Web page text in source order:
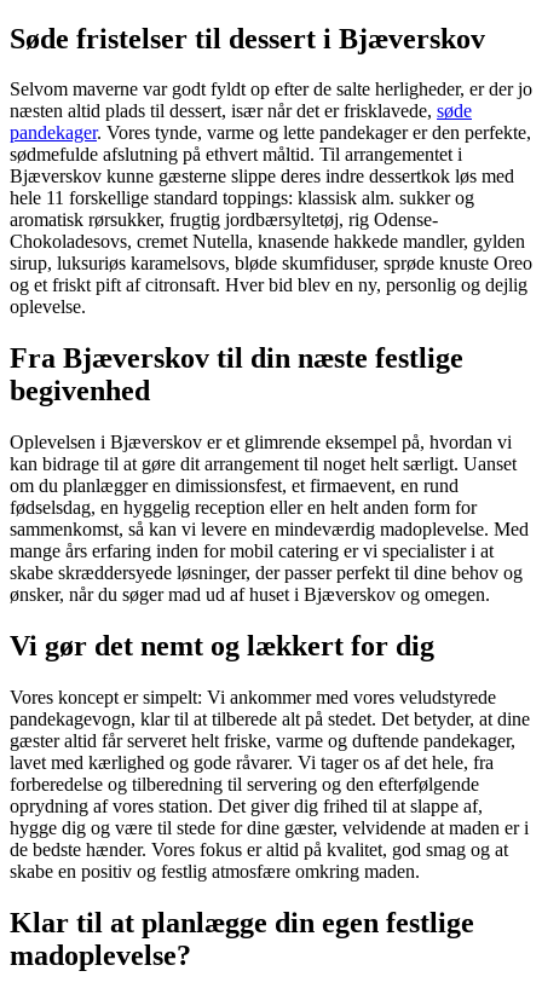
Søde fristelser til dessert i Bjæverskov
Selvom maverne var godt fyldt op efter de salte herligheder, er der jo
næsten altid plads til dessert, især når det er frisklavede, søde
pandekager. Vores tynde, varme og lette pandekager er den perfekte,
sødmefulde afslutning på ethvert måltid. Til arrangementet i
Bjæverskov kunne gæsterne slippe deres indre dessertkok løs med
hele 11 forskellige standard toppings: klassisk alm. sukker og
aromatisk rørsukker, frugtig jordbærsyltetøj, rig Odense-
Chokoladesovs, cremet Nutella, knasende hakkede mandler, gylden
sirup, luksuriøs karamelsovs, bløde skumfiduser, sprøde knuste Oreo
og et friskt pift af citronsaft. Hver bid blev en ny, personlig og dejlig
oplevelse.
Fra Bjæverskov til din næste festlige
begivenhed
Oplevelsen i Bjæverskov er et glimrende eksempel på, hvordan vi
kan bidrage til at gøre dit arrangement til noget helt særligt. Uanset
om du planlægger en dimissionsfest, et firmaevent, en rund
fødselsdag, en hyggelig reception eller en helt anden form for
sammenkomst, så kan vi levere en mindeværdig madoplevelse. Med
mange års erfaring inden for mobil catering er vi specialister i at
skabe skræddersyede løsninger, der passer perfekt til dine behov og
ønsker, når du søger mad ud af huset i Bjæverskov og omegen.
Vi gør det nemt og lækkert for dig
Vores koncept er simpelt: Vi ankommer med vores veludstyrede
pandekagevogn, klar til at tilberede alt på stedet. Det betyder, at dine
gæster altid får serveret helt friske, varme og duftende pandekager,
lavet med kærlighed og gode råvarer. Vi tager os af det hele, fra
forberedelse og tilberedning til servering og den efterfølgende
oprydning af vores station. Det giver dig frihed til at slappe af,
hygge dig og være til stede for dine gæster, velvidende at maden er i
de bedste hænder. Vores fokus er altid på kvalitet, god smag og at
skabe en positiv og festlig atmosfære omkring maden.
Klar til at planlægge din egen festlige
madoplevelse?